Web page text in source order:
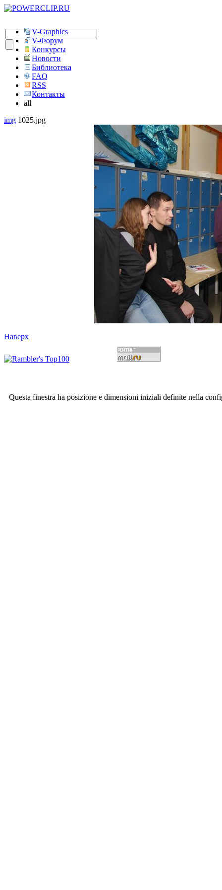
V-Graphics
V-Форум
Конкурсы
Новости
Библиотека
FAQ
RSS
Контакты
all
img 1025.jpg
Наверх
Questa finestra ha posizione e dimensioni iniziali definite nella